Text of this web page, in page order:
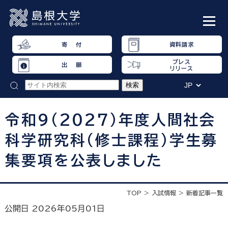
寄 付 資料請求
出 願
プレス
リリース
令和９(2027)年度人間社会
科学研究科(修士課程)学生募
集要項を公表しました
TOP 入試情報 新着記事一覧
公開日 2026年05月01日